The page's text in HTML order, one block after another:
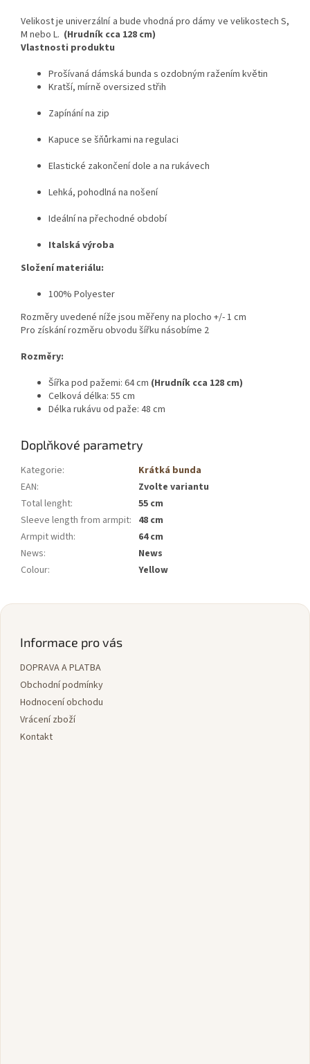
Velikost je univerzální a bude vhodná pro dámy ve velikostech S,
M nebo L. (Hrudník cca 128 cm)
Vlastnosti produktu
Prošívaná dámská bunda s ozdobným ražením květin
Kratší, mírně oversized střih
Zapínání na zip
Kapuce se šňůrkami na regulaci
Elastické zakončení dole a na rukávech
Lehká, pohodlná na nošení
Ideální na přechodné období
Italská výroba
Složení materiálu:
100% Polyester
Rozměry uvedené níže jsou měřeny na plocho +/- 1 cm
Pro získání rozměru obvodu šířku násobíme 2
Rozměry:
Šířka pod pažemi: 64 cm (Hrudník cca 128 cm)
Celková délka: 55 cm
Délka rukávu od paže: 48 cm
Doplňkové parametry
Kategorie:
Krátká bunda
EAN:
Zvolte variantu
Total lenght:
55 cm
Sleeve length from armpit: 48 cm
Armpit width:
64 cm
News:
News
Colour: Yellow
Z
Informace pro vás
DOPRAVA A PLATBA
Obchodní podmínky
Hodnocení obchodu
Vrácení zboží
Kontakt